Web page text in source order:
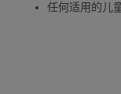
任何适用的儿